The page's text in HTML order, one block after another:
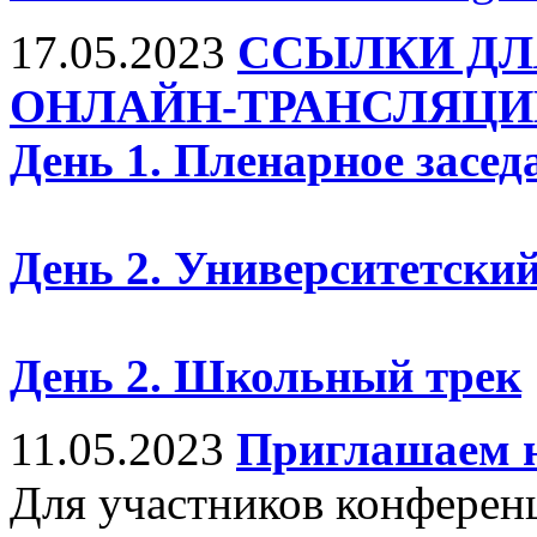
17.05.2023 ССЫЛКИ
ОНЛАЙН-
День 1. Пленарное
День 2.
День 2. Школьный трек
11.05.2023 Приглашаем
Для участников